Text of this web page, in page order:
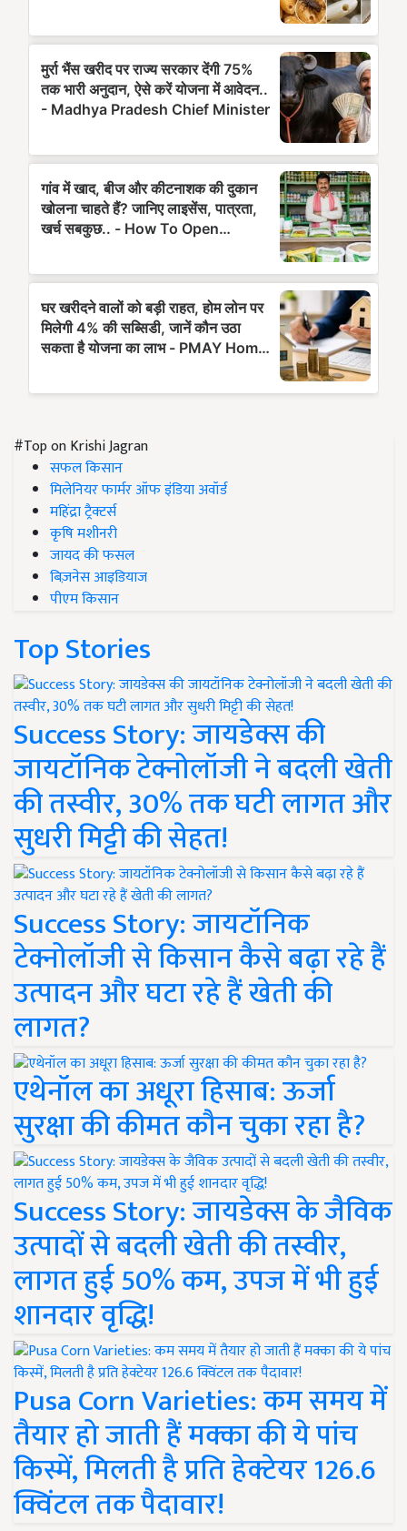
#Top on Krishi Jagran
सफल किसान
मिलेनियर फार्मर ऑफ इंडिया अवॉर्ड
महिंद्रा ट्रैक्टर्स
कृषि मशीनरी
जायद की फसल
बिज़नेस आइडियाज
पीएम किसान
Top Stories
Success Story: जायडेक्स की
जायटॉनिक टेक्नोलॉजी ने बदली खेती
की तस्वीर, 30% तक घटी लागत और
सुधरी मिट्टी की सेहत!
Success Story: जायटॉनिक
टेक्नोलॉजी से किसान कैसे बढ़ा रहे हैं
उत्पादन और घटा रहे हैं खेती की
लागत?
एथेनॉल का अधूरा हिसाब: ऊर्जा
सुरक्षा की कीमत कौन चुका रहा है?
Success Story: जायडेक्स के जैविक
उत्पादों से बदली खेती की तस्वीर,
लागत हुई 50% कम, उपज में भी हुई
शानदार वृद्धि!
Pusa Corn Varieties: कम समय में
तैयार हो जाती हैं मक्का की ये पांच
किस्में, मिलती है प्रति हेक्टेयर 126.6
क्विंटल तक पैदावार!